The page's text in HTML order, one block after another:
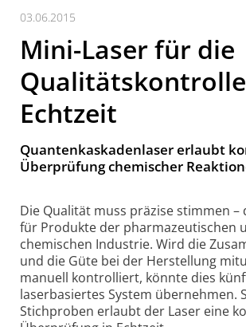
03.06.2015
Mini-Laser für die
Echtzeit
Quantenkaskadenlaser erlaubt
Überprüfung chemischer
Die Qualität muss präzise stimmen –
für Produkte der pharmazeutischen
chemischen Industrie. Wird die
und die Güte bei der Herstellung
manuell kontrolliert, könnte dies
laserbasiertes System übernehmen.
Stichproben erlaubt der Laser eine